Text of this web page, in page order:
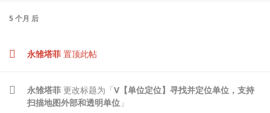
5 个月 后
永雏塔菲 置顶此帖
永雏塔菲 更改标题为「V【单位定位】寻找并定位单位，支持
扫描地图外部和透明单位 」